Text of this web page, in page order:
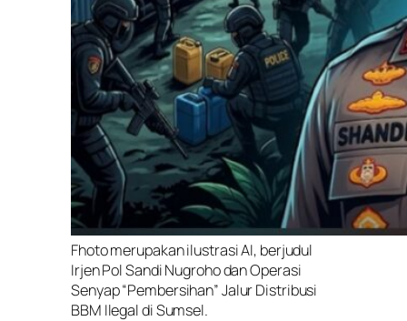
Fhoto merupakan ilustrasi AI, berjudul
Irjen Pol Sandi Nugroho dan Operasi
Senyap “Pembersihan” Jalur Distribusi
BBM Ilegal di Sumsel.